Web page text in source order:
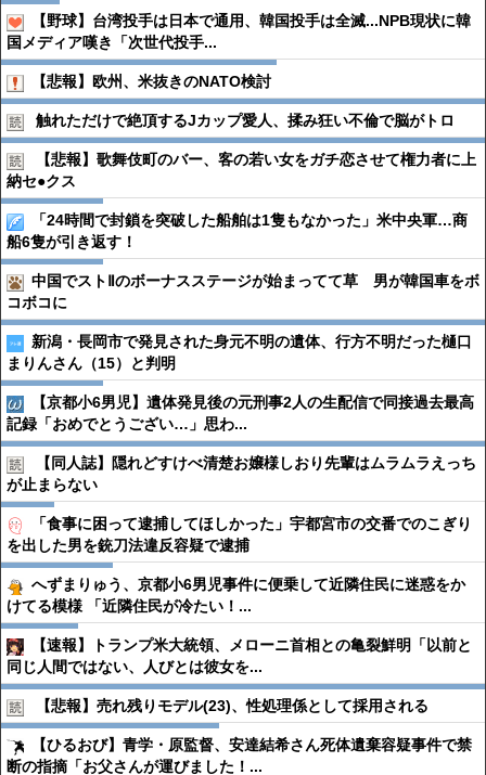
【野球】台湾投手は日本で通用、韓国投手は全滅...NPB現状に韓
国メディア嘆き「次世代投手...
【悲報】欧州、米抜きのNATO検討
触れただけで絶頂するJカップ愛人、揉み狂い不倫で脳がトロ
【悲報】歌舞伎町のバー、客の若い女をガチ恋させて権力者に上
納セ●︎クス
「24時間で封鎖を突破した船舶は1隻もなかった」米中央軍…商
船6隻が引き返す！
中国でストⅡのボーナスステージが始まってて草 男が韓国車をボ
コボコに
新潟・長岡市で発見された身元不明の遺体、行方不明だった樋口
まりんさん（15）と判明
【京都小6男児】遺体発見後の元刑事2人の生配信で同接過去最高
記録「おめでとうござい…」思わ...
【同人誌】隠れどすけべ清楚お嬢様しおり先輩はムラムラえっち
が止まらない
「食事に困って逮捕してほしかった」宇都宮市の交番でのこぎり
を出した男を銃刀法違反容疑で逮捕
へずまりゅう、京都小6男児事件に便乗して近隣住民に迷惑をか
けてる模様 「近隣住民が冷たい！...
【速報】トランプ米大統領、メローニ首相との亀裂鮮明「以前と
同じ人間ではない、人びとは彼女を...
【悲報】売れ残りモデル(23)、性処理係として採用される
【ひるおび】青学・原監督、安達結希さん死体遺棄容疑事件で禁
断の指摘「お父さんが運びました！...